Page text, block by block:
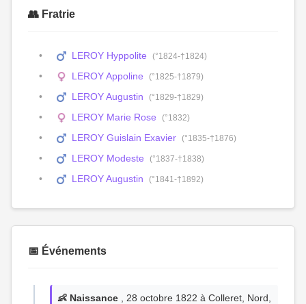
👥 Fratrie
LEROY Hyppolite (°1824-†1824)
LEROY Appoline (°1825-†1879)
LEROY Augustin (°1829-†1829)
LEROY Marie Rose (°1832)
LEROY Guislain Exavier (°1835-†1876)
LEROY Modeste (°1837-†1838)
LEROY Augustin (°1841-†1892)
📅 Événements
👶 Naissance , 28 octobre 1822 à Colleret, Nord,